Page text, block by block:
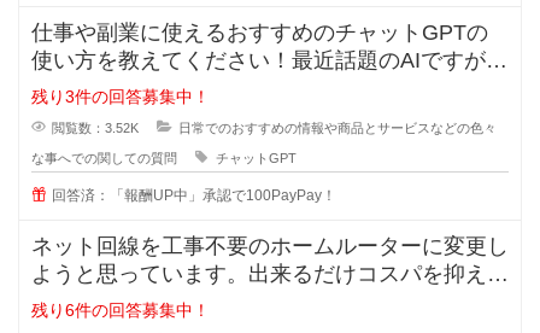
仕事や副業に使えるおすすめのチャットGPTの
使い方を教えてください！最近話題のAIですが、
実は上手く扱えずどうすれば実用
残り3件の回答募集中！
閲覧数：3.52K 日常でのおすすめの情報や商品とサービスなどの色々
な事へでの関しての質問 チャットGPT
回答済：「報酬UP中」承認で100PayPay！
ネット回線を工事不要のホームルーターに変更し
ようと思っています。出来るだけコスパを抑えた
いです。オススメのルーターやプラ
残り6件の回答募集中！